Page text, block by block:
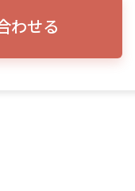
わせる